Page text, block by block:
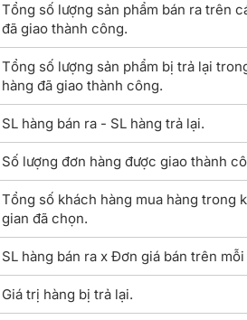
Tổng số lượng sản phẩm bán ra trên
đã giao thành công.
Tổng số lượng sản phẩm bị trả lại
hàng đã giao thành công.
SL hàng bán ra - SL hàng trả lại.
Số lượng đơn hàng được giao thành
Tổng số khách hàng mua hàng trong
gian đã chọn.
SL hàng bán ra x Đơn giá bán trên
Giá trị hàng bị trả lại.